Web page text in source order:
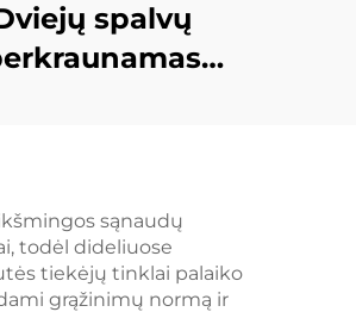
spalvų
be laipsnių
šviesos
sąnaudų
todėl dideliuose
tiekėjų tinklai palaiko
grąžinimų normą ir